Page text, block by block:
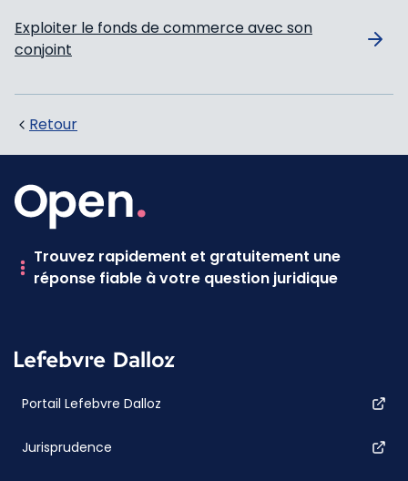
Exploiter le fonds de commerce avec son
conjoint
Retour
Trouvez rapidement et gratuitement une
réponse fiable à votre question juridique
Portail Lefebvre Dalloz
Jurisprudence